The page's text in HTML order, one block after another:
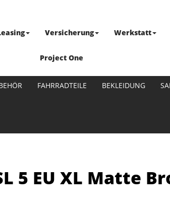
Versicherung Werkstatt
Project One
FAHRRADTEILE BEKLEIDUNG
5 EU XL Matte